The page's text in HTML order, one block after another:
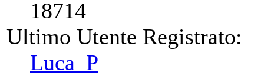
18714
Ultimo Utente Registrato:
Luca_P